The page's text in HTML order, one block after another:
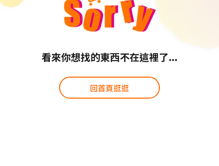
看來你想找的東西不在這裡了...
回首頁逛逛